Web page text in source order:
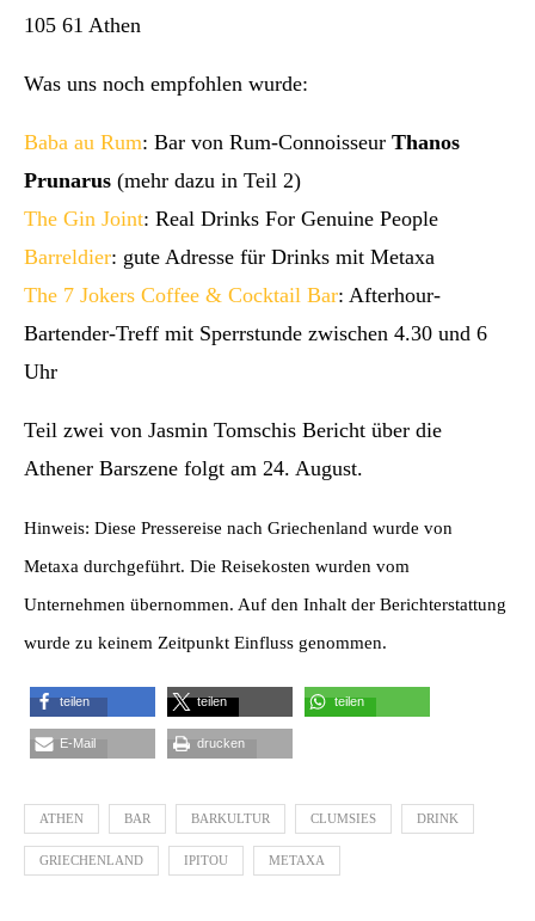
105 61 Athen
Was uns noch empfohlen wurde:
Baba au Rum: Bar von Rum-Connoisseur Thanos
Prunarus (mehr dazu in Teil 2)
The Gin Joint: Real Drinks For Genuine People
Barreldier: gute Adresse für Drinks mit Metaxa
The 7 Jokers Coffee & Cocktail Bar: Afterhour-
Bartender-Treff mit Sperrstunde zwischen 4.30 und 6
Uhr
Teil zwei von Jasmin Tomschis Bericht über die
Athener Barszene folgt am 24. August.
Hinweis: Diese Pressereise nach Griechenland wurde von
Metaxa durchgeführt. Die Reisekosten wurden vom
Unternehmen übernommen. Auf den Inhalt der Berichterstattung
wurde zu keinem Zeitpunkt Einfluss genommen.
teilen teilen teilen
E-Mail drucken
ATHEN BAR BARKULTUR CLUMSIES DRINK
GRIECHENLAND IPITOU METAXA